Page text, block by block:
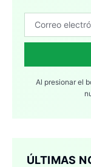
Al presionar el
ÚLTIMAS